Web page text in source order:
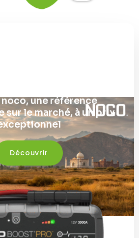
une référence
sur le marché, à un prix
Découvrir